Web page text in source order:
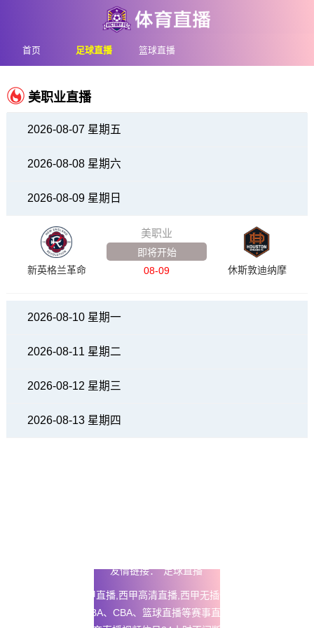
首页 足球直播 篮球直播
美职业直播
2026-08-07 星期五
2026-08-08 星期六
2026-08-09 星期日
新英格兰革命
美职业
即将开始
08-09
休斯敦迪纳摩
2026-08-10 星期一
2026-08-11 星期二
2026-08-12 星期三
2026-08-13 星期四
友情链接：足球直播
提供西甲直播,西甲高清直播,西甲无插件免费直播以及五
大联赛直播、NBA、CBA、篮球直播等赛事直播在线观看无插